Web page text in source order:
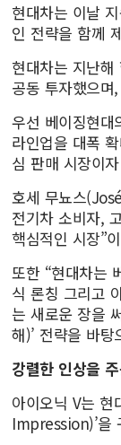
현대차는 이날
인 전략을 함께
현대차는 지난
공동 투자했으
우선 베이징현
라인업을 대폭
심 판매 시장이
호세 무뇨스
전기차 소비자,
핵심적인 시장”
또한 “현대차는
식 론칭 그리고
는 새로운 장을
해)’ 전략을 바
강렬한 인상을
아이오닉 V는
Impression)’을